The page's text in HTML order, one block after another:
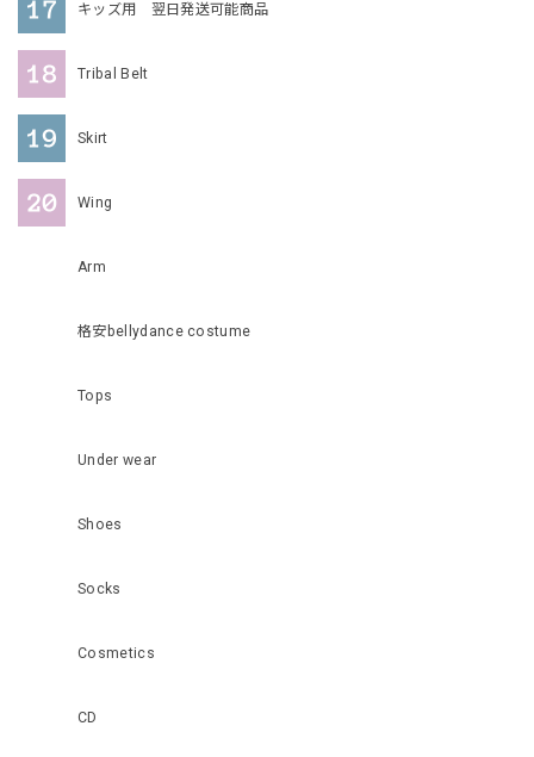
キッズ用 翌日発送可能商品
Tribal Belt
Skirt
Wing
Arm
格安bellydance costume
Tops
Under wear
Shoes
Socks
Cosmetics
CD